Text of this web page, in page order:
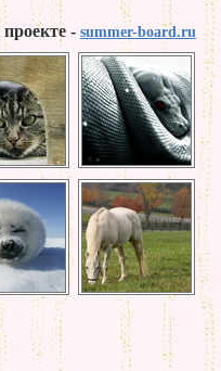
- summer-board.ru